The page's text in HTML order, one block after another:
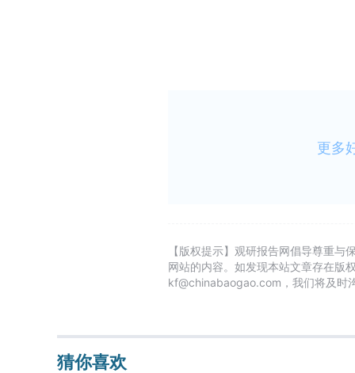
更多
【版权提示】观研报告网倡导尊重
网站的内容。如发现本站文章存在版
kf@chinabaogao.com，我们将及时
猜你喜欢